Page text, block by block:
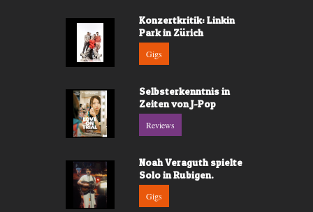
Konzertkritik: Linkin
Park in Zürich
Gigs
Selbsterkenntnis in
Zeiten von J-Pop
Reviews
Noah Veraguth spielte
Solo in Rubigen.
Gigs